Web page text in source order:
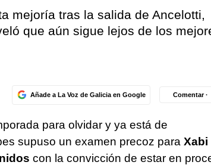
mejoría tras la salida de Ancelotti,
que aún sigue lejos de los
Añade a La Voz de Galicia en Google Comentar ·
para olvidar y ya está de
supuso un examen precoz para Xabi
con la convicción de estar en